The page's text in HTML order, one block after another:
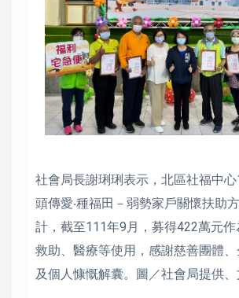
社會局長謝琍琍表示，北區社福中
頭傳愛‧種福田－弱勢家戶關懷扶助
計，截至111年9月，募得422萬元
救助、醫療等使用，感謝慈善團體
及個人慷慨解囊。圖／社會局提供